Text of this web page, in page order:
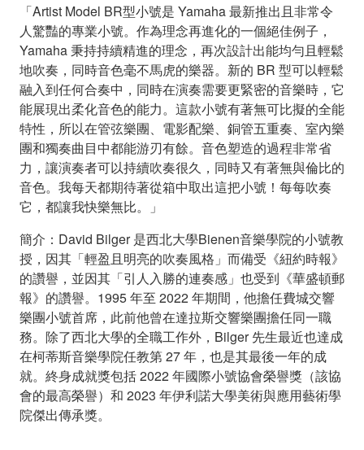
「Artist Model BR型小號是 Yamaha 最新推出且非常令
人驚豔的專業小號。作為理念再進化的一個絕佳例子，
Yamaha 秉持持續精進的理念，再次設計出能均勻且輕鬆
地吹奏，同時音色毫不馬虎的樂器。新的 BR 型可以輕鬆
融入到任何合奏中，同時在演奏需要更緊密的音樂時，它
能展現出柔化音色的能力。這款小號有著無可比擬的全能
特性，所以在管弦樂團、電影配樂、銅管五重奏、室內樂
團和獨奏曲目中都能游刃有餘。音色塑造的過程非常省
力，讓演奏者可以持續吹奏很久，同時又有著無與倫比的
音色。我每天都期待著從箱中取出這把小號！每每吹奏
它，都讓我快樂無比。」
簡介：David Bilger 是西北大學Bienen音樂學院的小號教
授，因其「輕盈且明亮的吹奏風格」而備受《紐約時報》
的讚譽，並因其「引人入勝的連奏感」也受到《華盛頓郵
報》的讚譽。1995 年至 2022 年期間，他擔任費城交響
樂團小號首席，此前他曾在達拉斯交響樂團擔任同一職
務。除了西北大學的全職工作外，Bilger 先生最近也達成
在柯蒂斯音樂學院任教第 27 年，也是其最後一年的成
就。終身成就獎包括 2022 年國際小號協會榮譽獎（該協
會的最高榮譽）和 2023 年伊利諾大學美術與應用藝術學
院傑出傳承獎。